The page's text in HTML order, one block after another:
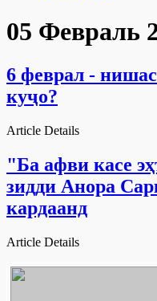
05 Февраль
6 феврал -
куҷо?
Article Details
"Ба афви касе
зидди Анора
кардаанд
Article Details